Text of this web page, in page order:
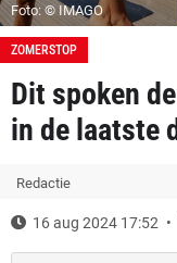
Foto: © IMAGO
ZOMERSTOP
Dit spoken
in de laatste
Redactie
16 aug 2024 17:52